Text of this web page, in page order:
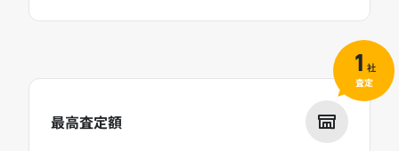
最高査定額
1 社
査定